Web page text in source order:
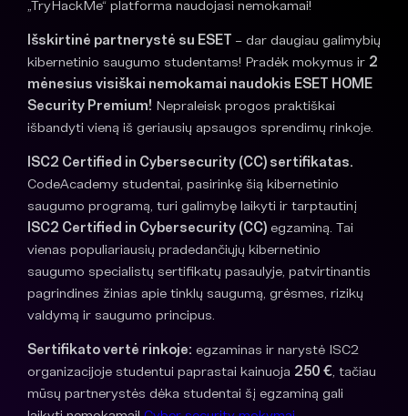
„TryHackMe“ platforma naudojasi nemokamai!
Išskirtinė partnerystė su ESET – dar daugiau galimybių
kibernetinio saugumo studentams! Pradėk mokymus ir 2
mėnesius visiškai nemokamai naudokis ESET HOME
Security Premium! Nepraleisk progos praktiškai
išbandyti vieną iš geriausių apsaugos sprendimų rinkoje.
ISC2 Certified in Cybersecurity (CC) sertifikatas.
CodeAcademy studentai, pasirinkę šią kibernetinio
saugumo programą, turi galimybę laikyti ir tarptautinį
ISC2 Certified in Cybersecurity (CC) egzaminą. Tai
vienas populiariausių pradedančiųjų kibernetinio
saugumo specialistų sertifikatų pasaulyje, patvirtinantis
pagrindines žinias apie tinklų saugumą, grėsmes, rizikų
valdymą ir saugumo principus.
Sertifikato vertė rinkoje: egzaminas ir narystė ISC2
organizacijoje studentui paprastai kainuoja 250 €, tačiau
mūsų partnerystės dėka studentai šį egzaminą gali